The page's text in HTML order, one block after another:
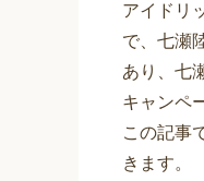
アイドリ
で、七瀬
あり、七
キャンペ
この記事
きます。